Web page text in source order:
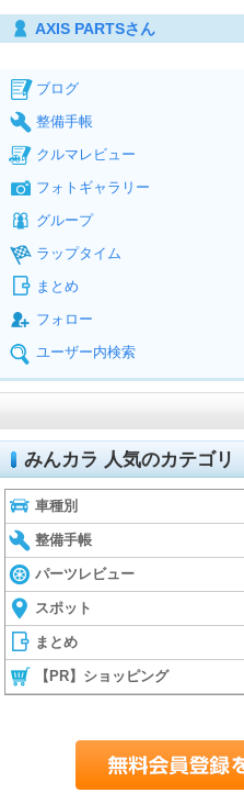
AXIS PARTSさん
ブログ
整備手帳
クルマレビュー
フォトギャラリー
グループ
ラップタイム
まとめ
フォロー
ユーザー内検索
みんカラ 人気のカテゴリ
車種別
整備手帳
パーツレビュー
スポット
まとめ
【PR】ショッピング